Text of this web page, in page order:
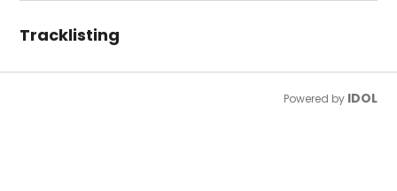
Tracklisting
Powered by IDOL